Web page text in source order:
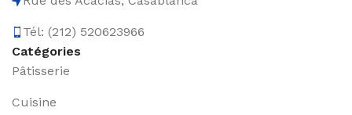
Tél: (212) 520623966
Catégories
Pâtisserie
Cuisine